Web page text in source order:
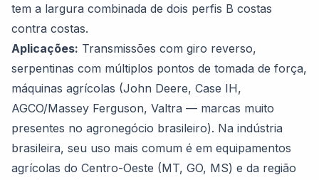
tem a largura combinada de dois perfis B costas
contra costas.
Aplicações: Transmissões com giro reverso,
serpentinas com múltiplos pontos de tomada de força,
máquinas agrícolas (John Deere, Case IH,
AGCO/Massey Ferguson, Valtra — marcas muito
presentes no agronegócio brasileiro). Na indústria
brasileira, seu uso mais comum é em equipamentos
agrícolas do Centro-Oeste (MT, GO, MS) e da região